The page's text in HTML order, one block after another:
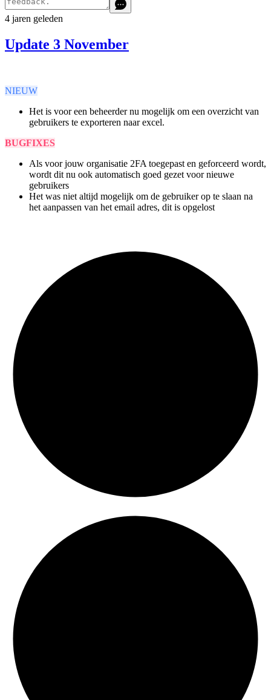
4 jaren geleden
Update 3 November
NIEUW
Het is voor een beheerder nu mogelijk om een overzicht van
gebruikers te exporteren naar excel.
BUGFIXES
Als voor jouw organisatie 2FA toegepast en geforceerd wordt,
wordt dit nu ook automatisch goed gezet voor nieuwe
gebruikers
Het was niet altijd mogelijk om de gebruiker op te slaan na
het aanpassen van het email adres, dit is opgelost